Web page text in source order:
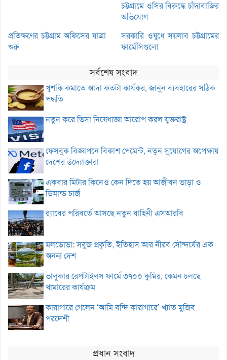
চট্টগ্রামে ওসির বিরুদ্ধে চাঁদাবাজির
অভিযোগ
প্রতিক্ষণের চট্টগ্রাম অফিসের যাত্রা
শুরু
সরকারি ওষুধে সয়লাব চট্টগ্রামের
ফার্মেসিগুলো
সর্বশেষ সংবাদ
খুশকি কমাতে আদা কতটা কার্যকর, জানুন ব্যবহারের সঠিক
পদ্ধতি
নতুন করে ভিসা নিষেধাজ্ঞা আরোপ করল যুক্তরাষ্ট্র
ফেসবুক বিজ্ঞাপনে বিকাশ পেমেন্ট, নতুন সুযোগের অপেক্ষায়
দেশের উদ্যোক্তারা
একবার মিটার কিনেও কেন দিতে হয় আজীবন ভাড়া ও
ডিমান্ড চার্জ
র‌্যাবের পরিবর্তে আসছে নতুন বাহিনী এসআরবি
মলডোভা: সবুজ প্রকৃতি, ইতিহাস আর নীরব সৌন্দর্যের এক
অনন্য দেশ
ভালুকার রেপটাইলস ফার্মে ৩৭০০ কুমির, কেমন চলছে
খামারের কার্যক্রম
কারাগারে গেলেন ‘আমি বন্দি কারাগারে’ খ্যাত মুজিব
পরদেশী
প্রধান সংবাদ